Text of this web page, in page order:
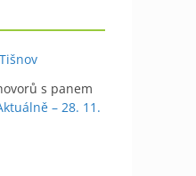
s panem
– 28. 11.